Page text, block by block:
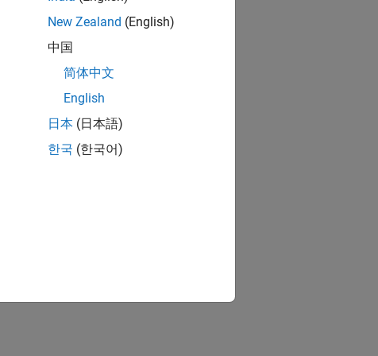
New Zealand (English)
中国
简体中文
English
日本 (日本語)
한국 (한국어)